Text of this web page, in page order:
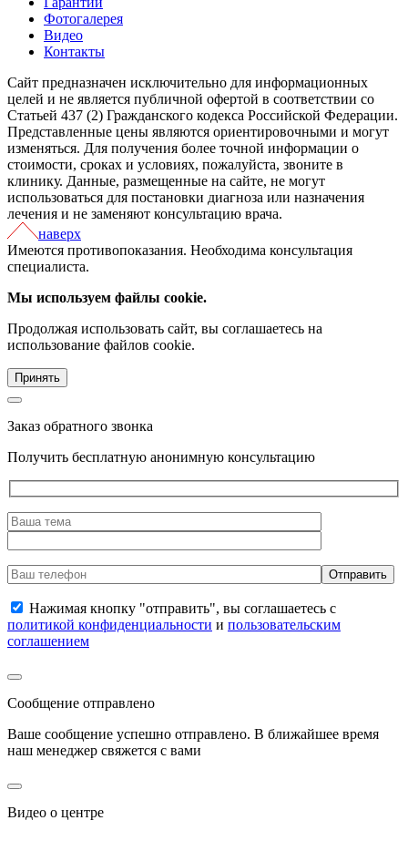
Фотогалерея
Видео
Контакты
Сайт предназначен исключительно для информационных
целей и не является публичной офертой в соответствии со
Статьей 437 (2) Гражданского кодекса Российской Федерации.
Представленные цены являются ориентировочными и могут
изменяться. Для получения более точной информации о
стоимости, сроках и условиях, пожалуйста, звоните в
клинику. Данные, размещенные на сайте, не могут
использоваться для постановки диагноза или назначения
лечения и не заменяют консультацию врача.
наверх
Имеются противопоказания. Необходима консультация
специалиста.
Мы используем файлы cookie.
Продолжая использовать сайт, вы соглашаетесь на
использование файлов cookie.
Принять
Заказ обратного звонка
Получить бесплатную анонимную консультацию
Нажимая кнопку "отправить", вы соглашаетесь с
политикой конфиденциальности и пользовательским
соглашением
Сообщение отправлено
Ваше сообщение успешно отправлено. В ближайшее время
наш менеджер свяжется с вами
Видео о центре